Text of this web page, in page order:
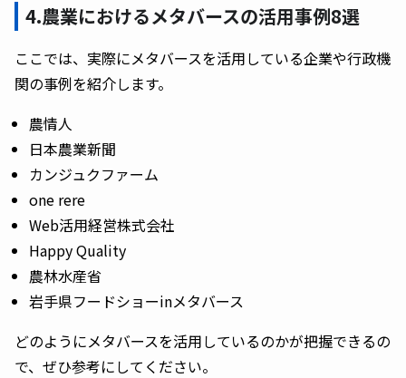
4.農業におけるメタバースの活用事例8選
ここでは、実際にメタバースを活用している企業や行政機
関の事例を紹介します。
農情人
日本農業新聞
カンジュクファーム
one rere
Web活用経営株式会社
Happy Quality
農林水産省
岩手県フードショーinメタバース
どのようにメタバースを活用しているのかが把握できるの
で、ぜひ参考にしてください。